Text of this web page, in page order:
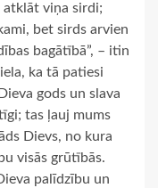
atklāt viņa sirdi;
bet sirds arvien
bagātībā”, – itin
ka tā patiesi
gods un slava
tas ļauj mums
Dievs, no kura
visās grūtībās.
palīdzību un